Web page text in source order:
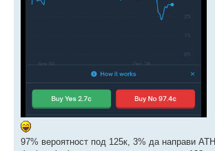
97% вероятност под 125к, 3% да направи АТН